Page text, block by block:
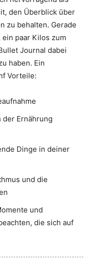
den Überblick über
zu behalten. Gerade
paar Kilos zum
Journal dabei
haben. Ein
Vorteile:
der Ernährung
Dinge in deiner
und die
und
die sich auf